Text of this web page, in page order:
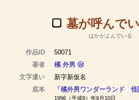
墓が呼んで
はかがよんでいる
作品ID
50071
著者
橘 外男 Ⓦ
文字遣い
新字新仮名
底本
「橘外男ワンダーランド
1996（平成8）年6月10日